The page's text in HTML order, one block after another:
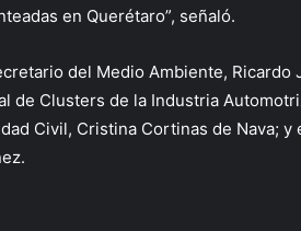
en Querétaro”, señaló.
del Medio Ambiente, Ricardo
de Clusters de la Industria
Civil, Cristina Cortinas de Nava; y